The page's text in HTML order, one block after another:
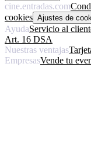
cine.entradas.com
cookies Ajustes de
AyudaServicio al
Art. 16 DSA
Nuestras ventajas
EmpresasVende tu